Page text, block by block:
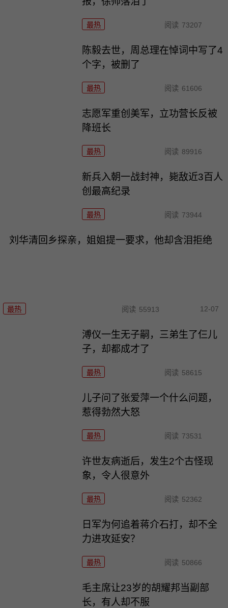
最热 阅读 73207
陈毅去世，周总理在悼词中写了4
个字，被删了
最热 阅读 61606
志愿军重创美军，立功营长反被
降班长
最热 阅读 89916
新兵入朝一战封神，毙敌近3百人
创最高纪录
最热 阅读 73944
刘华清回乡探亲，姐姐提一要求，他却含泪拒绝
最热 阅读 55913 12-07
溥仪一生无子嗣，三弟生了仨儿
子，却都成才了
最热 阅读 58615
儿子问了张爱萍一个什么问题，
惹得勃然大怒
最热 阅读 73531
许世友病逝后，发生2个古怪现
象，令人很意外
最热 阅读 52362
日军为何追着蒋介石打，却不全
力进攻延安？
最热 阅读 50866
毛主席让23岁的胡耀邦当副部
长，有人却不服